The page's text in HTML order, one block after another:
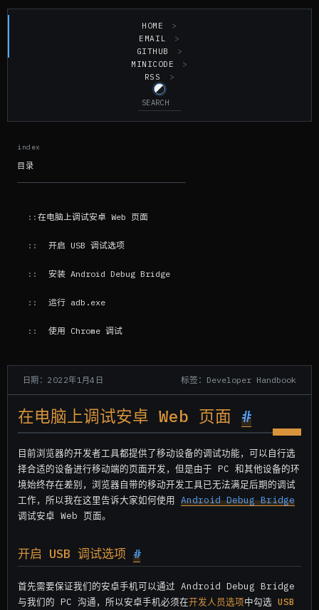
HOME
EMAIL
GITHUB
MINICODE
RSS
日期：2022年1月4日 标签：Developer Handbook
在电脑上调试安卓 Web 页面 #
目前浏览器的开发者工具都提供了移动设备的调试功能，可以自行选
择合适的设备进行移动端的页面开发，但是由于 PC 和其他设备的环
境始终存在差别，浏览器自带的移动开发工具已无法满足后期的调试
工作，所以我在这里告诉大家如何使用 Android Debug Bridge
调试安卓 Web 页面。
开启 USB 调试选项 #
首先需要保证我们的安卓手机可以通过 Android Debug Bridge
与我们的 PC 沟通，所以安卓手机必须在开发人员选项中勾选 USB
目录
在电脑上调试安卓 Web 页面
开启 USB 调试选项
安装 Android Debug Bridge
运行 adb.exe
使用 Chrome 调试